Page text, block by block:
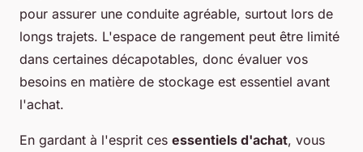
pour assurer une conduite agréable, surtout lors de
longs trajets. L'espace de rangement peut être limité
dans certaines décapotables, donc évaluer vos
besoins en matière de stockage est essentiel avant
l'achat.
En gardant à l'esprit ces essentiels d'achat, vous